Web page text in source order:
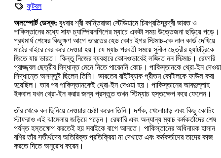
ফুটবল
অলস্পোর্ট ডেস্ক: বুধবার শ্রী কান্তিরাভা স্টেডিয়ামে চিরপ্রতিদ্বন্দ্বী ভারত ও
পাকিস্তানের মধ্যে সাফ চ্যাম্পিয়নশিপের ম্যাচে একটা সময় উত্তেজনা ছড়িয়ে পড়ে।
প্রথমার্ধ শেষের কিছুক্ষণ আগে ভারতের হেড কোচ ইগর স্টিমাচ-কে লাল কার্ড দেখিয়ে
মাঠের বাইরে বের করে দেওয়া হয়। যে ম্যাচ পরবর্তী সময়ে সুনীল ছেত্রীর হ্যাটট্রিকে
জিতে যায় ভারত। কিন্তু নিজের ব্যবহারে কোনওভাবেই লজ্জিত নন স্টিমাচ। রেফারি
প্রাজ্জ্বল ছেত্রীর সিদ্ধান্ত মেনে নিতে পারেননি কোচ। পাকিস্তানকে থ্রো-ইন
সিদ্ধান্তে অসন্তুষ্ট ছিলেন তিনি। ভারতের রাইটব্যাক প্রীতম কোটালকে ফাউল করা
হয়েছিল। তার পর পাকিস্তানকেই থ্রো-ইন দেওয়া হয়। পাকিস্তানের আবদুল্লাহ
ইকবাল যখন থ্রো-ইন করার জন্য প্রস্তুত তখন স্টিম্যাচ হস্তক্ষেপ করে ফেলেন।
তাঁর থেকে বল ছিনিয়ে নেওয়ার চেষ্টা করেন তিনি। দর্শক, খেলোয়াড় এবং কিছু কোচিং
স্টাফরাও এই ঝামেলায় জড়িয়ে পড়েন। রেফারি এবং অন্যান্য ম্যাচ কর্মকর্তাদের শেষ
পর্যন্ত হস্তক্ষেপ করতেই হয় সবাইকে বাগে আনতে। পাকিস্তানের অধিনায়ক হাসান
বশির তাঁর সতীর্থদের অতিরিক্ত প্রতিক্রিয়া না দেখাতে এবং কর্মকর্তাদের তাদের কাজ
করতে দিতে অনুরোধ করেন।